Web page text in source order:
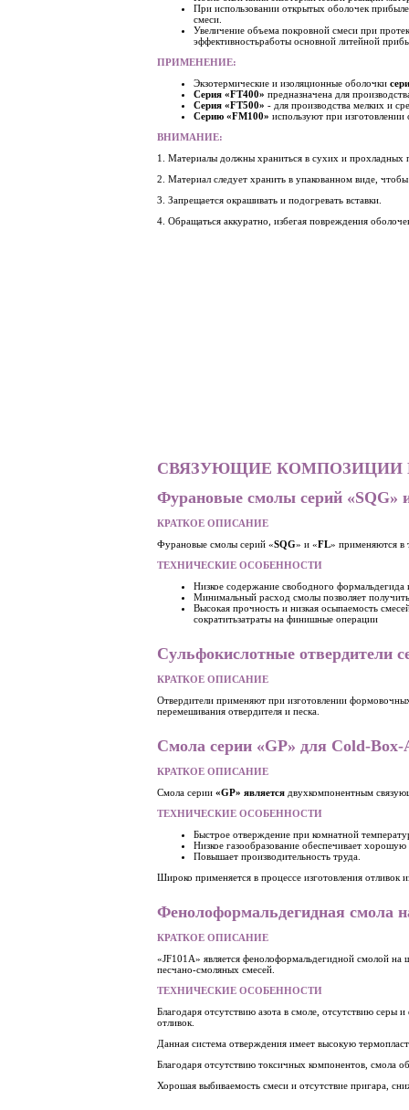
При использовании открытых оболочек
смеси.
Увеличение объема покровной смеси при
эффективностьработы основной литейной
ПРИМЕНЕНИЕ:
Экзотермические и изоляционные оболочки
Серия «FT400» предназначена для
Серия «FT500» - для производства мелких и
Серию «FM100» используют при
ВНИМАНИЕ:
1. Материалы должны храниться в сухих и прохладных
2. Материал следует хранить в упакованном виде,
3. Запрещается окрашивать и подогревать вставки.
4. Обращаться аккуратно, избегая повреждения
СВЯЗУЮЩИЕ КОМПОЗИЦИИ
Фурановые смолы серий «SQG»
КРАТКОЕ ОПИСАНИЕ
Фурановые смолы серий «SQG» и «FL» применяются в
ТЕХНИЧЕСКИЕ ОСОБЕННОСТИ
Низкое содержание свободного
Минимальный расход смолы позволяет
Высокая прочность и низкая осыпаемость
сократитьзатраты на финишные операции
Сульфокислотные отвердители
КРАТКОЕ ОПИСАНИЕ
Отвердители применяют при изготовлении
перемешивания отвердителя и песка.
Смола серии «GP» для Cold-Box-
КРАТКОЕ ОПИСАНИЕ
Смола серии «GP» является двухкомпонентным
ТЕХНИЧЕСКИЕ ОСОБЕННОСТИ
Быстрое отверждение при комнатной
Низкое газообразование обеспечивает
Повышает производительность труда.
Широко применяется в процессе изготовления отливок
Фенолоформальдегидная смола
КРАТКОЕ ОПИСАНИЕ
«JF101A» является фенолоформальдегидной смолой
песчано-смоляных смесей.
ТЕХНИЧЕСКИЕ ОСОБЕННОСТИ
Благодаря отсутствию азота в смоле, отсутствию серы
отливок.
Данная система отверждения имеет высокую
Благодаря отсутствию токсичных компонентов, смола
Хорошая выбиваемость смеси и отсутствие пригара,